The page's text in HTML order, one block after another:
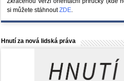
si můžete stáhnoutZDE.
Hnutí za nová lidská práva